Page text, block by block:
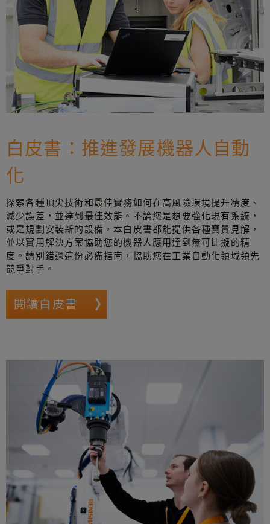
白皮書：推進發展機器人自動
化
探索各種頂尖技術和最佳實務如何在高風險環境提升精度、
減少誤差，並達到最佳效能。不論您是想要強化現有系統，
或是規劃安裝新的設備，本白皮書都能提供各種寶貴見解，
並以實用解決方案協助您的機器人應用達到無可比擬的精
度。請別錯過這份必備指南，協助您在工業自動化領域領先
競爭對手。
閱讀白皮書